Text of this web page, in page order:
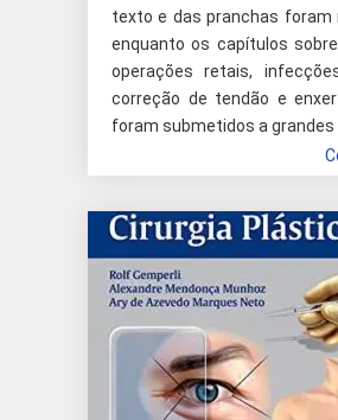
texto e das pranchas foram
enquanto os capítulos
operações retais,
correção de tendão e
foram submetidos a grandes